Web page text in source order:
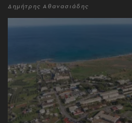
Δημήτρης Αθανασιάδης